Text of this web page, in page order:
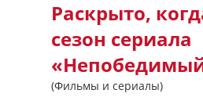
Раскрыто,
сезон сериала
(Фильмы и сериалы)